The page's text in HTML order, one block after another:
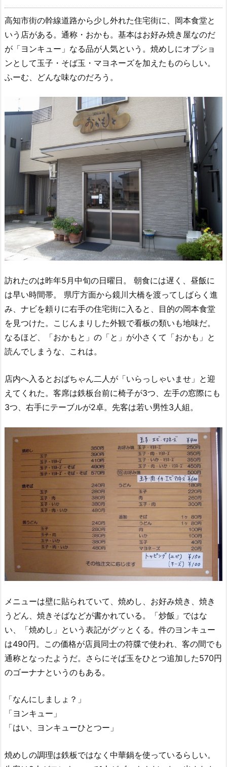
高知市街の幹線道路から少し外れた住宅街に、岡本食堂と
いう店がある。通称・おかも。基本はお好み焼き屋なのだ
が「ヨンキュー」なる品が人気という。焼めしにオプショ
ンとして玉子・そば玉・マヨネーズを加えたものらしい。
ふーむ、どんな味なのだろう。
訪れたのは昨年5月中旬の日曜日。 朝食には遅く、昼飯に
は早い時間帯。 県庁方面から鏡川大橋を渡ってしばらく進
み、ナビを頼りに右手の住宅街に入ると、目的の岡本食堂
を見つけた。こじんまりした外観で看板の類いも地味だ。
なるほど、「おかもと」の「と」が小さくて「おかも」と
読んでしまうな、これは。
店内へ入るとおばちゃん二人が「いらっしゃいませ」と迎
えてくれた。客席は鉄板台前に椅子が3つ、左手の窓際にも
3つ、右手にテーブルが2卓。先客は若い男性3人組。
メニューは壁に貼られていて、焼めし、お好み焼き、焼き
うどん、焼きそばなどが書かれている。「炒飯」ではな
い、「焼めし」という表記がグッとくる。件のヨンキュー
は490円。この価格が店員同士の符牒で使われ、客の間でも
通称となったようだ。さらにそば玉をひとつ追加した570円
のゴーナナというのもある。
「なんにしましょ？」
「ヨンキュー」
「はい、ヨンキューひとつー」
焼めしの調理は鉄板ではなく中華鍋を使っているらしい。